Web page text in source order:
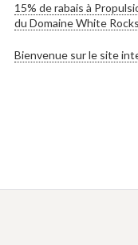
15% de rabais à
du Domaine White
Bienvenue sur le site